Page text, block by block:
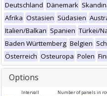
Deutschland Dänemark
Afrika Ostasien Südasien
Italien/Balkan Spanien Türkei/
Baden Württemberg Belgien
Österreich Osteuropa Polen
Options
Intervall Number of panels in